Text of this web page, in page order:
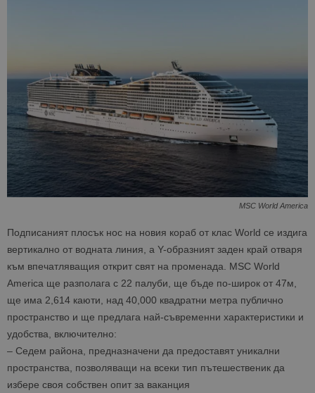
MSC World America
Подписаният плосък нос на новия кораб от клас World се издига
вертикално от водната линия, а Y-образният заден край отваря
към впечатляващия открит свят на променада. MSC World
America ще разполага с 22 палуби, ще бъде по-широк от 47м,
ще има 2,614 каюти, над 40,000 квадратни метра публично
пространство и ще предлага най-съвременни характеристики и
удобства, включително:
– Седем района, предназначени да предоставят уникални
пространства, позволяващи на всеки тип пътешественик да
избере своя собствен опит за ваканция